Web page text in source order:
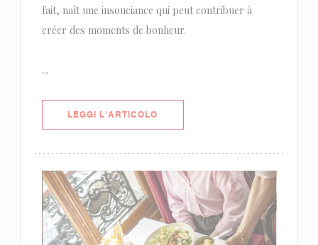
fait, naît une insouciance qui peut contribuer à
créer des moments de bonheur.
...
LEGGI L'ARTICOLO